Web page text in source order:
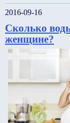
2016-09-16
Сколько
женщине?